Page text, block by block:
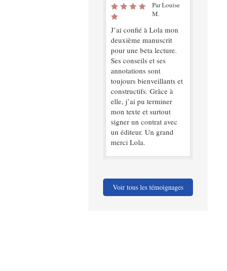
Par Louise
M.
J’ai confié à Lola mon
deuxième manuscrit
pour une beta lecture.
Ses conseils et ses
annotations sont
toujours bienveillants et
constructifs. Grâce à
elle, j’ai pu terminer
mon texte et surtout
signer un contrat avec
un éditeur. Un grand
merci Lola.
Voir tous les témoignages